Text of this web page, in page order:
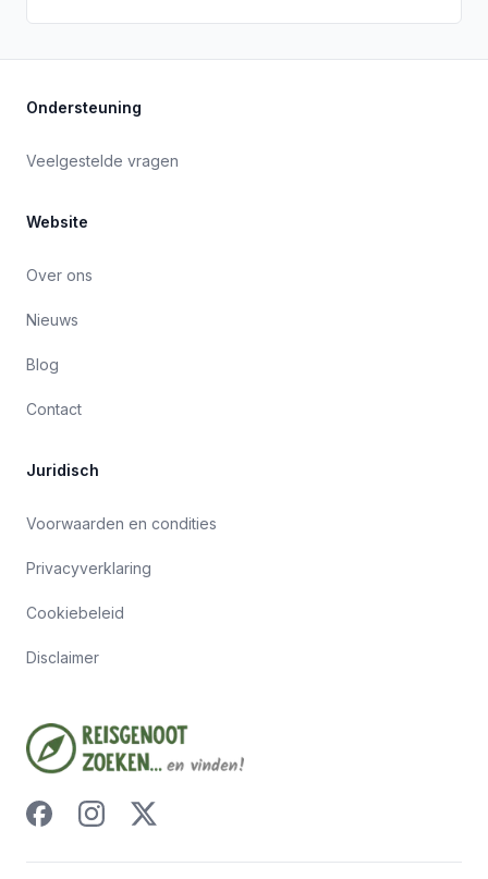
Ondersteuning
Veelgestelde vragen
Website
Over ons
Nieuws
Blog
Contact
Juridisch
Voorwaarden en condities
Privacyverklaring
Cookiebeleid
Disclaimer